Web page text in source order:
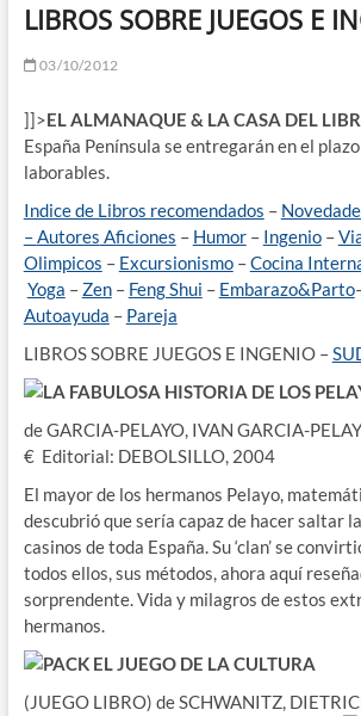
LIBROS SOBRE JUEGOS E
03/10/2012
]]>EL ALMANAQUE & LA CASA DEL
España Península se entregarán en el
laborables.
Indice de Libros recomendados –
–Autores Aficiones – Humor– Ingenio–
Olimpicos – Excursionismo–Cocina
Yoga – Zen– Feng Shui – Embarazo&Parto
Autoayuda – Pareja
LIBROS SOBRE JUEGOS E INGENIO –
LA FABULOSA HISTORIA DE LOS
de GARCIA-PELAYO, IVAN GARCIA-
€ Editorial: DEBOLSILLO, 2004
El mayor de los hermanos Pelayo,
descubrió que sería capaz de hacer saltar
casinos de toda España. Su ‘clan’ se
todos ellos, sus métodos, ahora aquí
sorprendente. Vida y milagros de estos
hermanos.
PACK EL JUEGO DE LA CULTURA
(JUEGO LIBRO) de SCHWANITZ,